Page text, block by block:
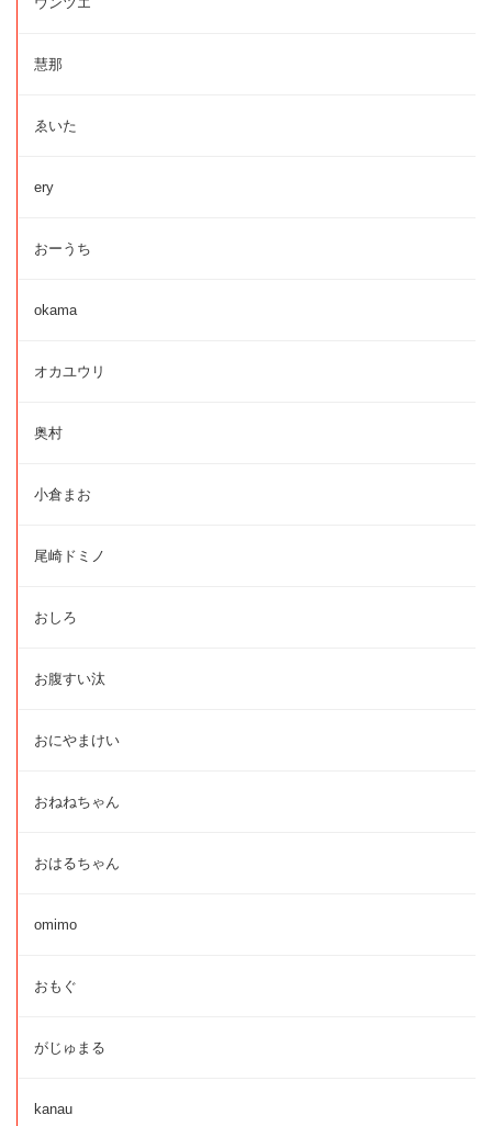
慧那
ゑいた
ery
おーうち
okama
オカユウリ
奥村
小倉まお
尾崎ドミノ
おしろ
お腹すい汰
おにやまけい
おねねちゃん
おはるちゃん
omimo
おもぐ
がじゅまる
kanau